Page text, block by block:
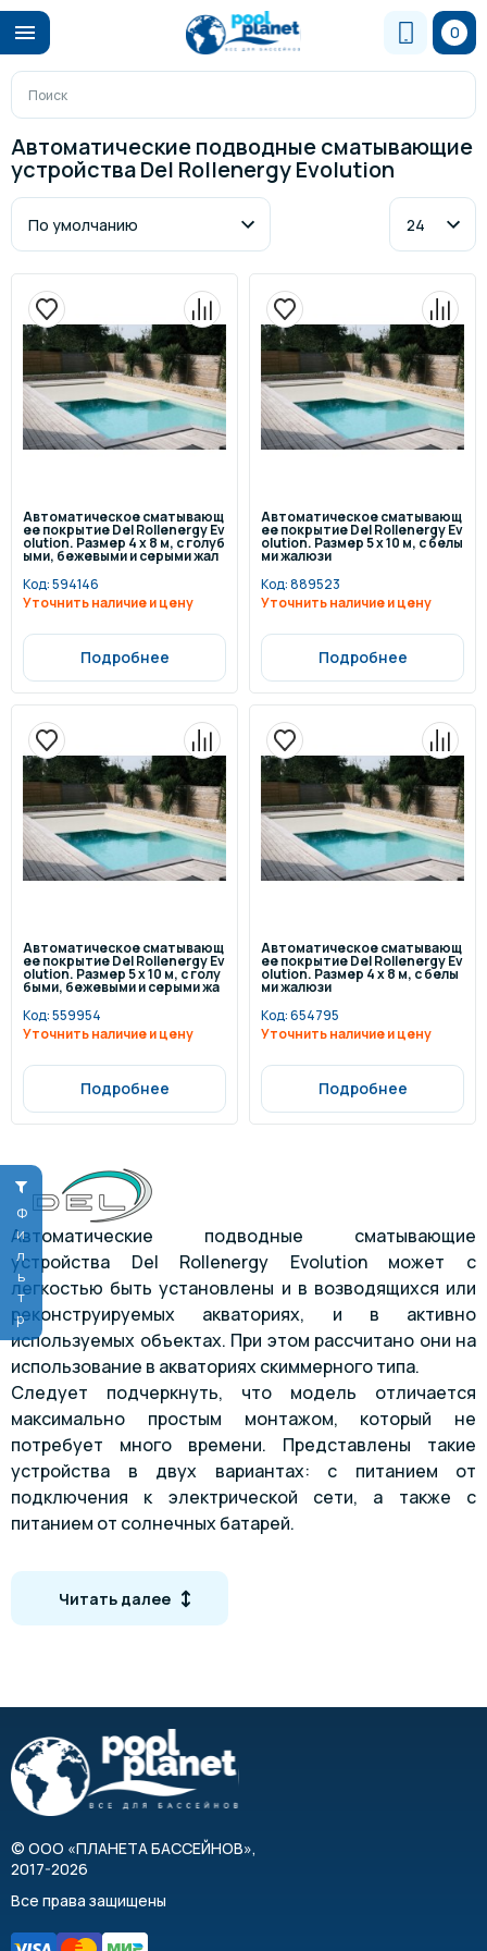
0
Фильтр
Автоматические подводные сматывающие
устройства Del Rollenergy Evolution
Автоматическое сматывающ
ее покрытие Del Rollenergy Ev
olution. Размер 4 x 8 м, с голуб
ыми, бежевыми и серыми жал
Код:594146
Уточнить наличие и цену
Подробнее
Автоматическое сматывающ
ее покрытие Del Rollenergy Ev
olution. Размер 5 x 10 м, с белы
ми жалюзи
Код:889523
Уточнить наличие и цену
Подробнее
Автоматическое сматывающ
ее покрытие Del Rollenergy Ev
olution. Размер 5 x 10 м, с голу
быми, бежевыми и серыми жа
Код:559954
Уточнить наличие и цену
Подробнее
Автоматическое сматывающ
ее покрытие Del Rollenergy Ev
olution. Размер 4 x 8 м, с белы
ми жалюзи
Код:654795
Уточнить наличие и цену
Подробнее
Автоматические подводные сматывающие
устройства Del Rollenergy Evolution может с
легкостью быть установлены и в возводящихся или
реконструируемых акваториях, и в активно
используемых объектах. При этом рассчитано они на
использование в акваториях скиммерного типа.
Следует подчеркнуть, что модель отличается
максимально простым монтажом, который не
потребует много времени. Представлены такие
устройства в двух вариантах: с питанием от
подключения к электрической сети, а также с
питанием от солнечных батарей.
Возможные дополнительные опции
Комплект крепежей безопасности только для
Надводный горизонтальный настил
Подводный вертикальный щит
Комплектация
Крепеж
Панели ПВХ
Электродвигатель
Читать далее
© ООО «ПЛАНЕТА БАССЕЙНОВ»,
2017-2026
Все права защищены